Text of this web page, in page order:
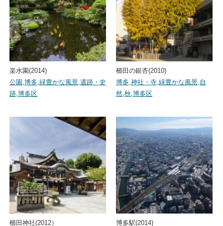
楽水園(2014)
公園 ,博多,緑豊かな風景,遺跡・史
跡,博多区
櫛田の銀杏(2010)
博多,神社・寺,緑豊かな風景,自
然,秋,博多区
櫛田神社(2012） 博多駅(2014)